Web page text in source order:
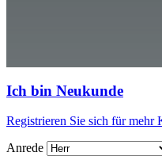
Ich bin Neukunde
Registrieren Sie sich für mehr
Anrede